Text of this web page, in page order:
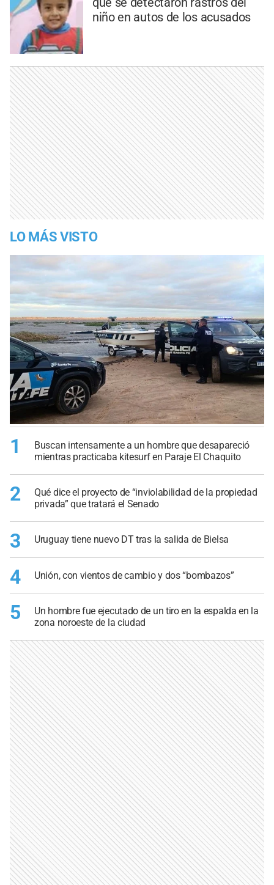
niño en autos de los acusados
LO MÁS VISTO
1
Buscan intensamente a un hombre que desapareció
mientras practicaba kitesurf en Paraje El Chaquito
2
Qué dice el proyecto de “inviolabilidad de la propiedad
privada” que tratará el Senado
3 Uruguay tiene nuevo DT tras la salida de Bielsa
4 Unión, con vientos de cambio y dos “bombazos”
5
Un hombre fue ejecutado de un tiro en la espalda en la
zona noroeste de la ciudad